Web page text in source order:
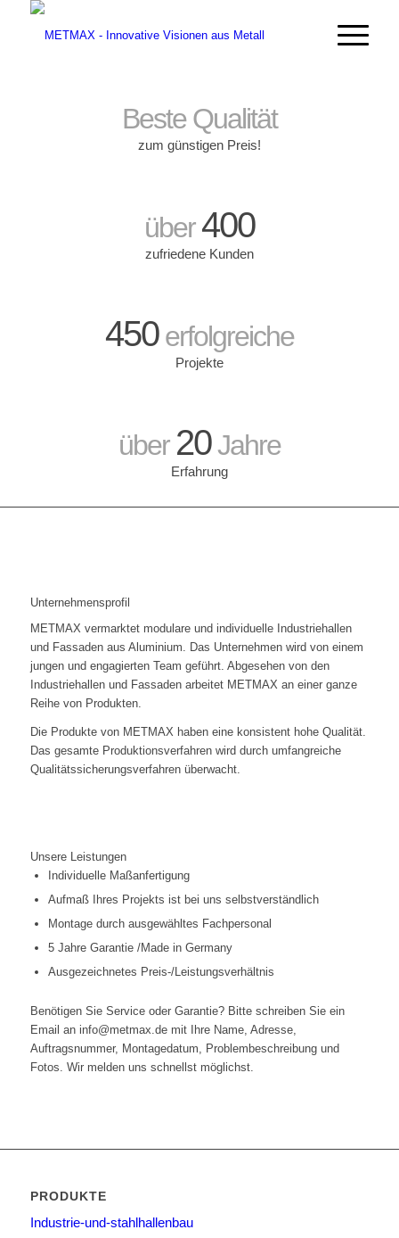
Beste Qualität
zum günstigen Preis!
über400
zufriedene Kunden
450erfolgreiche
Projekte
über 20Jahre
Erfahrung
Unternehmensprofil
METMAX vermarktet modulare und individuelle Industriehallen
und Fassaden aus Aluminium. Das Unternehmen wird von einem
jungen und engagierten Team geführt. Abgesehen von den
Industriehallen und Fassaden arbeitet METMAX an einer ganze
Reihe von Produkten.
Die Produkte von METMAX haben eine konsistent hohe Qualität.
Das gesamte Produktionsverfahren wird durch umfangreiche
Qualitätssicherungsverfahren überwacht.
Unsere Leistungen
Individuelle Maßanfertigung
Aufmaß Ihres Projekts ist bei uns selbstverständlich
Montage durch ausgewähltes Fachpersonal
5 Jahre Garantie /Made in Germany
Ausgezeichnetes Preis-/Leistungsverhältnis
Benötigen Sie Service oder Garantie? Bitte schreiben Sie ein
Email an info@metmax.de mit Ihre Name, Adresse,
Auftragsnummer, Montagedatum, Problembeschreibung und
Fotos. Wir melden uns schnellst möglichst.
PRODUKTE
Industrie-und-stahlhallenbau